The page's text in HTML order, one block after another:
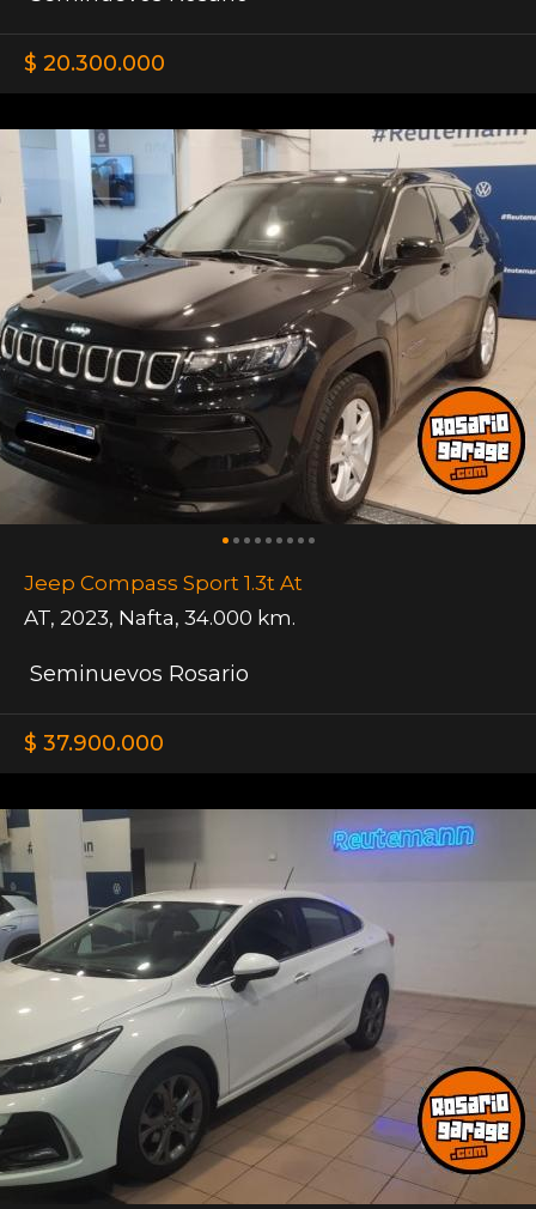
$ 20.300.000
Jeep Compass Sport 1.3t At
AT, 2023, Nafta, 34.000 km.
Seminuevos Rosario
$ 37.900.000